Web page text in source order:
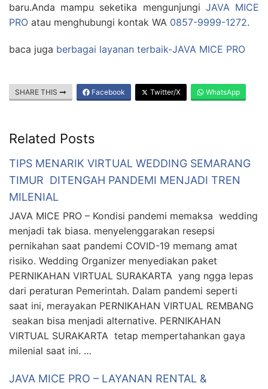
baru.Anda mampu seketika mengunjungi JAVA MICE
PRO atau menghubungi kontak WA 0857-9999-1272.
baca juga berbagai layanan terbaik-JAVA MICE PRO
SHARE THIS Facebook Twitter/X WhatsApp
Related Posts
TIPS MENARIK VIRTUAL WEDDING SEMARANG
TIMUR DITENGAH PANDEMI MENJADI TREN
MILENIAL
JAVA MICE PRO – Kondisi pandemi memaksa wedding
menjadi tak biasa. menyelenggarakan resepsi
pernikahan saat pandemi COVID-19 memang amat
risiko. Wedding Organizer menyediakan paket
PERNIKAHAN VIRTUAL SURAKARTA yang ngga lepas
dari peraturan Pemerintah. Dalam pandemi seperti
saat ini, merayakan PERNIKAHAN VIRTUAL REMBANG
seakan bisa menjadi alternative. PERNIKAHAN
VIRTUAL SURAKARTA tetap mempertahankan gaya
milenial saat ini. …
JAVA MICE PRO – LAYANAN RENTAL &